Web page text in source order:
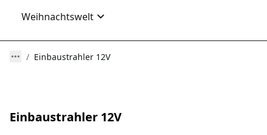
Weihnachtswelt
Einbaustrahler 12V
Einbaustrahler 12V